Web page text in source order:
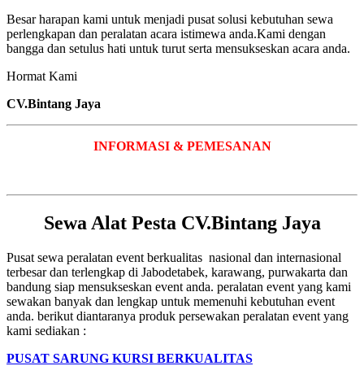
Besar harapan kami untuk menjadi pusat solusi kebutuhan sewa
perlengkapan dan peralatan acara istimewa anda.Kami dengan
bangga dan setulus hati untuk turut serta mensukseskan acara anda.
Hormat Kami
CV.Bintang Jaya
INFORMASI & PEMESANAN
Sewa Alat Pesta CV.Bintang Jaya
Pusat sewa peralatan event berkualitas nasional dan internasional
terbesar dan terlengkap di Jabodetabek, karawang, purwakarta dan
bandung siap mensukseskan event anda. peralatan event yang kami
sewakan banyak dan lengkap untuk memenuhi kebutuhan event
anda. berikut diantaranya produk persewakan peralatan event yang
kami sediakan :
PUSAT SARUNG KURSI BERKUALITAS